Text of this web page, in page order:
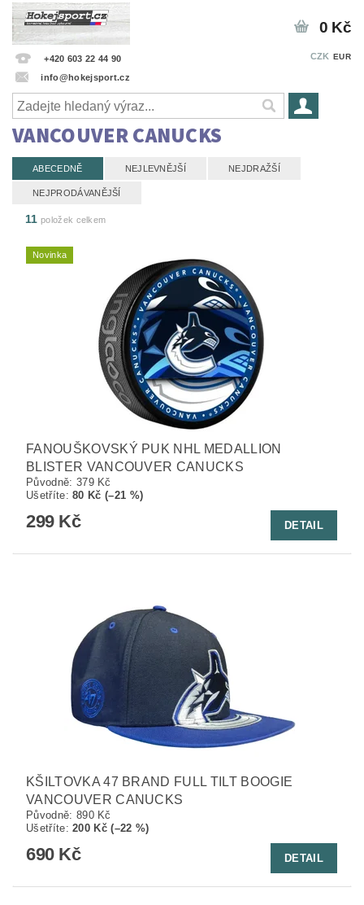
+420 603 22 44 90
info@hokejsport.cz
CZK EUR
0 Kč
VANCOUVER CANUCKS
ABECEDNĚ NEJLEVNĚJŠÍ NEJDRAŽŠÍ
NEJPRODÁVANĚJŠÍ
11 položek celkem
Novinka
FANOUŠKOVSKÝ PUK NHL MEDALLION
BLISTER VANCOUVER CANUCKS
Původně: 379 Kč
Ušetříte:80 Kč (–21 %)
299 Kč DETAIL
KŠILTOVKA 47 BRAND FULL TILT BOOGIE
VANCOUVER CANUCKS
Původně: 890 Kč
Ušetříte:200 Kč (–22 %)
690 Kč DETAIL